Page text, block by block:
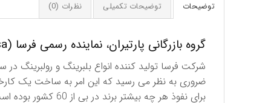
توضیحات توضیحات تکمیلی نظرات (0)
گروه بازرگانی پارتیران، نماینده رسمی فرسا (Fersa) اسپانیا در ایران
برای نفوذ هر چه بیشتر برند در بی از 60 کشور بوده است.